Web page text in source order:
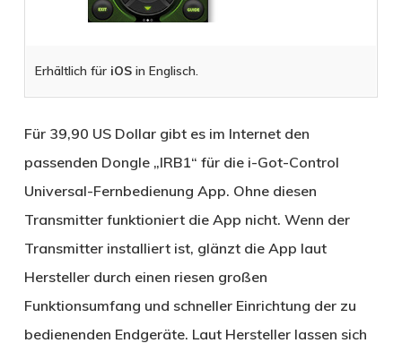
Erhältlich für iOSin Englisch.
Für 39,90 US Dollar gibt es im Internet den
passenden Dongle „IRB1“ für die i-Got-Control
Universal-Fernbedienung App. Ohne diesen
Transmitter funktioniert die App nicht. Wenn der
Transmitter installiert ist, glänzt die App laut
Hersteller durch einen riesen großen
Funktionsumfang und schneller Einrichtung der zu
bedienenden Endgeräte. Laut Hersteller lassen sich